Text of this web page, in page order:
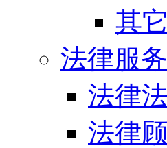
其
法律服务
法律
法律